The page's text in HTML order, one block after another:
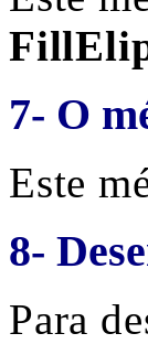
7- O
Este
8-
Para